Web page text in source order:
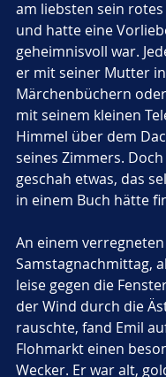
am liebsten sein
und hatte eine
geheimnisvoll war.
er mit seiner Mutter
Märchenbüchern
mit seinem kleinen
Himmel über dem
seines Zimmers. Doch
geschah etwas, das
in einem Buch hätte
An einem verregneten
Samstagnachmittag,
leise gegen die
der Wind durch die
rauschte, fand Emil
Flohmarkt einen
Wecker. Er war alt,